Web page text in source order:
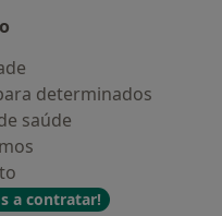
determinados
saúde
a contratar!